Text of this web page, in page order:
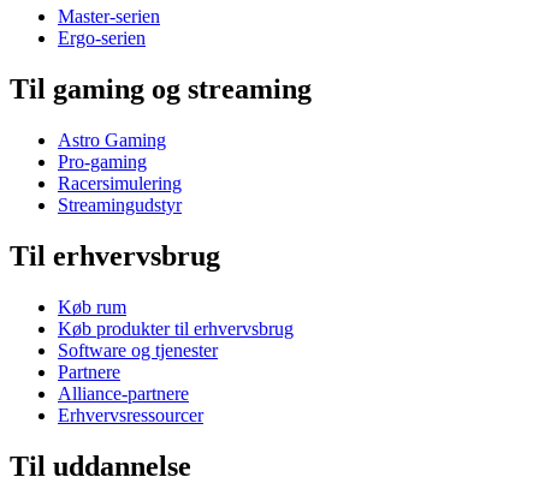
Master-serien
Ergo-serien
Til gaming og streaming
Astro Gaming
Pro-gaming
Racersimulering
Streamingudstyr
Til erhvervsbrug
Køb rum
Køb produkter til erhvervsbrug
Software og tjenester
Partnere
Alliance-partnere
Erhvervsressourcer
Til uddannelse